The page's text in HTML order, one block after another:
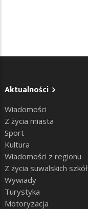
Aktualności
Wiadomości
Z życia miasta
Sport
Kultura
Wiadomości z regionu
Z życia suwalskich szkół
Wywiady
Turystyka
Motoryzacja